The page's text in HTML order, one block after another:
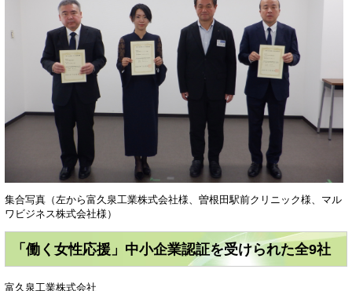
集合写真（左から富久泉工業株式会社様、曽根田駅前クリニック様、マル
ワビジネス株式会社様）
「働く女性応援」中小企業認証を受けられた全9社
富久泉工業株式会社